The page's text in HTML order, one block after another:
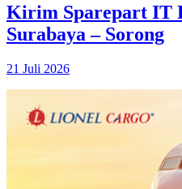
Kirim Sparepart IT
Surabaya – Sorong
21 Juli 2026